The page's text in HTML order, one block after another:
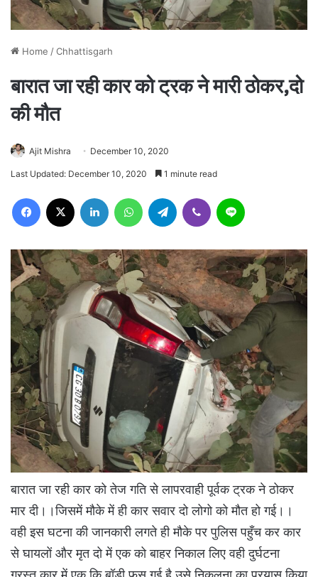
Home /Chhattisgarh
बारात जा रही कार को ट्रक ने मारी ठोकर,दो
की मौत
Ajit Mishra December 10, 2020
Last Updated: December 10, 2020 1 minute read
Facebook LinkedIn WhatsAppTelegram Viber
बारात जा रही कार को तेज गति से लापरवाही पूर्वक ट्रक ने ठोकर
मार दी।।जिसमें मौके में ही कार सवार दो लोगो को मौत हो गई।।
वही इस घटना की जानकारी लगते ही मौके पर पुलिस पहुँच कर कार
से घायलों और मृत दो में एक को बाहर निकाल लिए वही दुर्घटना